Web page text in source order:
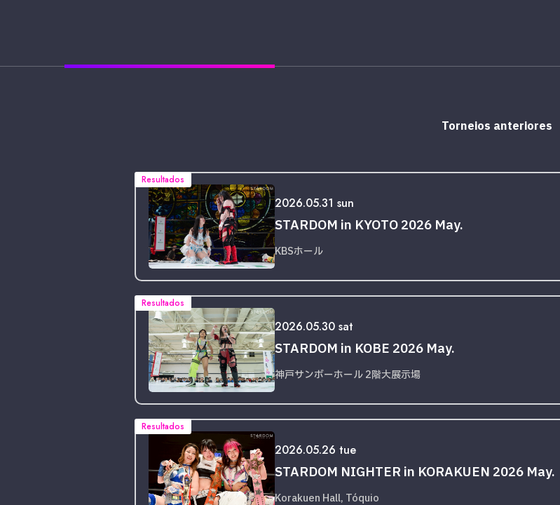
Torneios anteriores
Resultados
2026.05.31 sun
STARDOM in KYOTO 2026 May.
KBSホール
Resultados
2026.05.30 sat
STARDOM in KOBE 2026 May.
神戸サンボーホール 2階大展示場
Resultados
2026.05.26 tue
STARDOM NIGHTER in KORAKUEN 2026 May.
Korakuen Hall, Tóquio